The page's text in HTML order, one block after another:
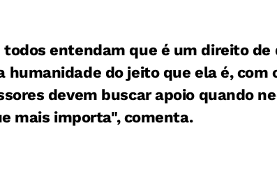
entendam que é um direito de
humanidade do jeito que ela é, com
devem buscar apoio quando
mais importa", comenta.